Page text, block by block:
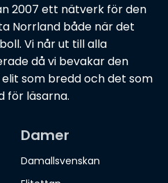
2007 ett nätverk för den
Norrland både när det
Vi når ut till alla
då vi bevakar den
som bredd och det som
för läsarna.
Damer
Damallsvenskan